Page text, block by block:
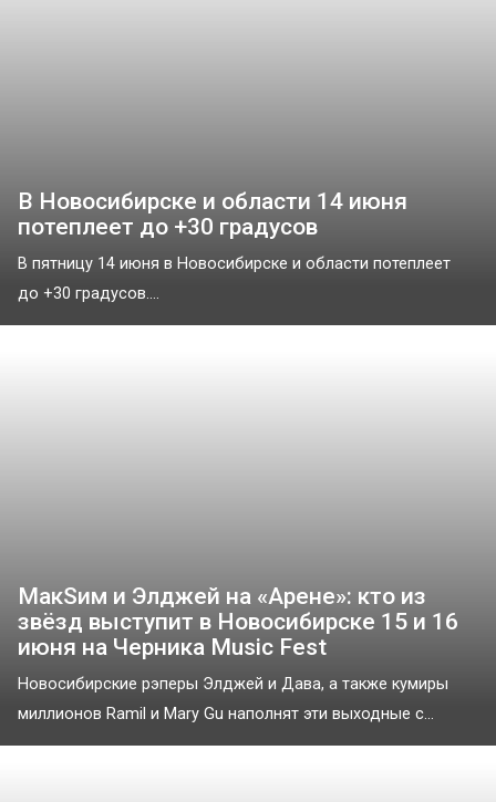
В Новосибирске и области 14 июня
потеплеет до +30 градусов
В пятницу 14 июня в Новосибирске и области потеплеет
до +30 градусов....
МакSим и Элджей на «Арене»: кто из
звёзд выступит в Новосибирске 15 и 16
июня на Черника Music Fest
Новосибирские рэперы Элджей и Дава, а также кумиры
миллионов Ramil и Mary Gu наполнят эти выходные с...